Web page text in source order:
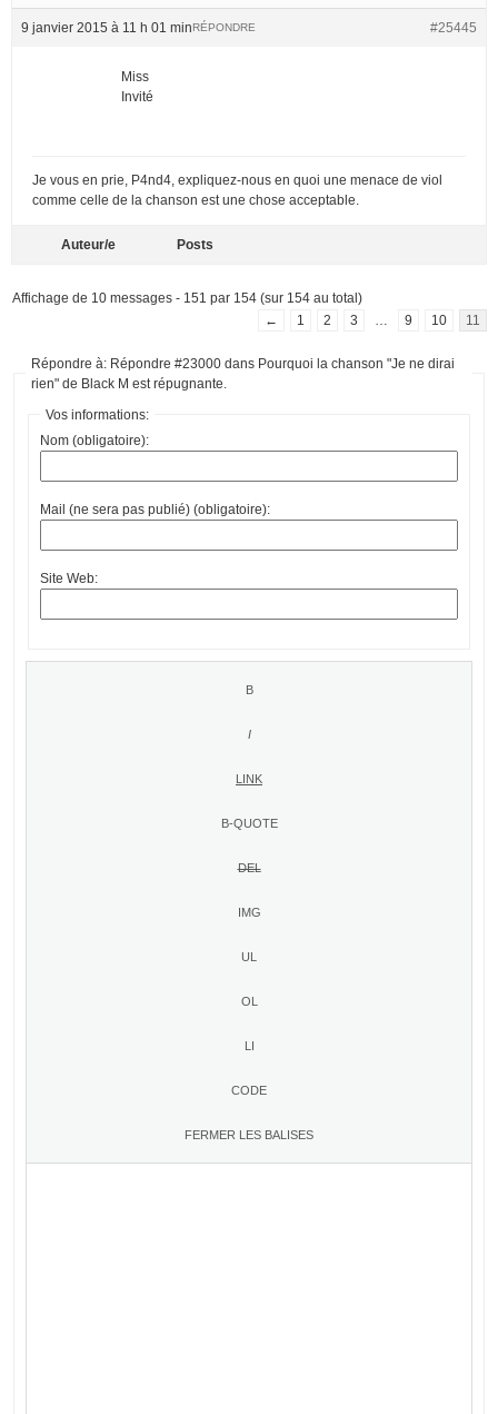
9 janvier 2015 à 11 h 01 min #25445
RÉPONDRE
Miss
Invité
Je vous en prie, P4nd4, expliquez-nous en quoi une menace de viol
comme celle de la chanson est une chose acceptable.
Auteur/e Posts
Affichage de 10 messages - 151 par 154 (sur 154 au total)
←
1 2 3 9 10 11
Répondre à: Répondre #23000 dans Pourquoi la chanson "Je ne dirai
rien" de Black M est répugnante.
Vos informations:
Nom (obligatoire):
Mail (ne sera pas publié) (obligatoire):
Site Web: